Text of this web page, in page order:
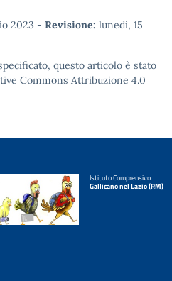
2023 - Revisione: lunedì, 15
questo articolo è stato
Commons Attribuzione 4.0
Istituto Comprensivo
Gallicano nel Lazio (RM)